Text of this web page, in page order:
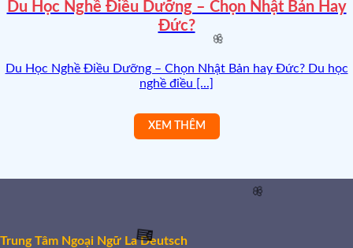
Du Học Nghề Điều Dưỡng – Chọn Nhật Bản Hay
Đức?
Du Học Nghề Điều Dưỡng – Chọn Nhật Bản hay Đức? Du học
nghề điều [...]
Trung Tâm Ngoại Ngữ La Deutsch